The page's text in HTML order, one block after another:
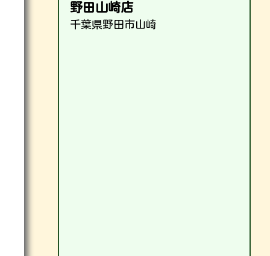
野田山崎店
千葉県野田市山崎